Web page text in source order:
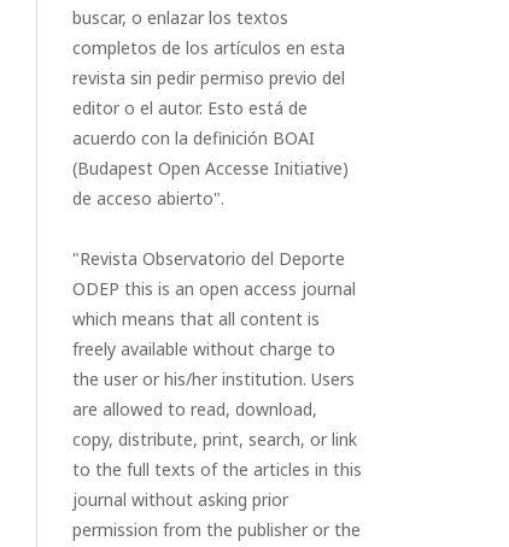
buscar, o enlazar los textos
completos de los artículos en esta
revista sin pedir permiso previo del
editor o el autor. Esto está de
acuerdo con la definición BOAI
(Budapest Open Accesse Initiative)
de acceso abierto".
"Revista Observatorio del Deporte
ODEP this is an open access journal
which means that all content is
freely available without charge to
the user or his/her institution. Users
are allowed to read, download,
copy, distribute, print, search, or link
to the full texts of the articles in this
journal without asking prior
permission from the publisher or the